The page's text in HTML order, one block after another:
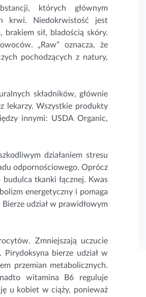
których głównym
krwi. Niedokrwistość jest
sił, bladością skóry.
„Raw” oznacza, że
pochodzących z natury,
składników, głównie
lekarzy. Wszystkie produkty
innymi: USDA Organic,
działaniem stresu
odpornościowego. Oprócz
tkanki łącznej. Kwas
energetyczny i pomaga
udział w prawidłowym
Zmniejszają uczucie
bierze udział w
przemian metabolicznych.
witamina B6 reguluje
u kobiet w ciąży, ponieważ